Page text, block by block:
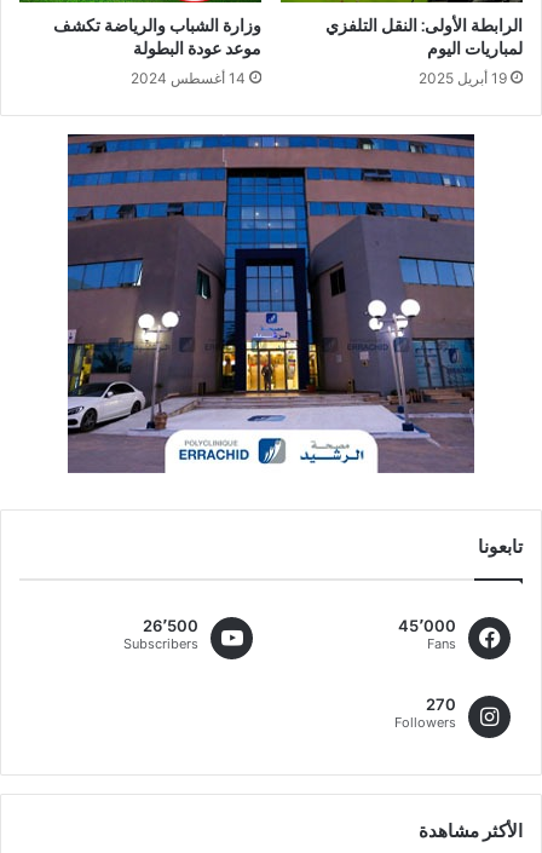
الرابطة الأولى: النقل التلفزي
لمباريات اليوم
19 أبريل 2025
وزارة الشباب والرياضة تكشف
موعد عودة البطولة
14 أغسطس 2024
تابعونا
45٬000
Fans
26٬500
Subscribers
270
Followers
الأكثر مشاهدة